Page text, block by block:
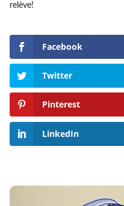
relève!
Facebook
Twitter
Pinterest
LinkedIn